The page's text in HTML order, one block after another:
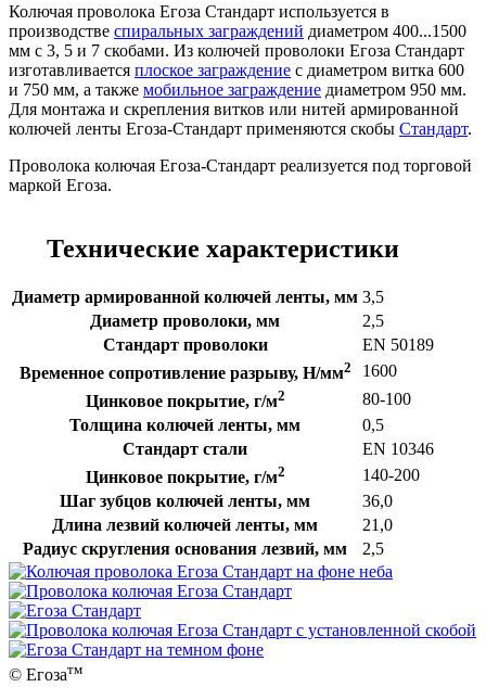
Колючая проволока Егоза Стандарт используется в
производстве спиральных заграждений диаметром 400...1500
мм с 3, 5 и 7 скобами. Из колючей проволоки Егоза Стандарт
изготавливается плоское заграждение с диаметром витка 600
и 750 мм, а также мобильное заграждение диаметром 950 мм.
Для монтажа и скрепления витков или нитей армированной
колючей ленты Егоза-Стандарт применяются скобы Стандарт.
Проволока колючая Егоза-Стандарт реализуется под торговой
маркой Егоза.
Технические характеристики
Диаметр армированной колючей ленты, мм 3,5
Диаметр проволоки, мм
2,5
Стандарт проволоки
EN 50189
Временное сопротивление разрыву, Н/мм2
1600
Цинковое покрытие, г/м2
80-100
Толщина колючей ленты, мм
0,5
Стандарт стали
EN 10346
Цинковое покрытие, г/м2
140-200
Шаг зубцов колючей ленты, мм
36,0
Длина лезвий колючей ленты, мм
21,0
Радиус скругления основания лезвий, мм
2,5
© Егозатм